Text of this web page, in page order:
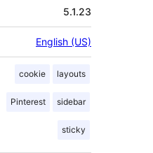
5.1.23
English (US)
cookie layouts
Pinterest sidebar
sticky